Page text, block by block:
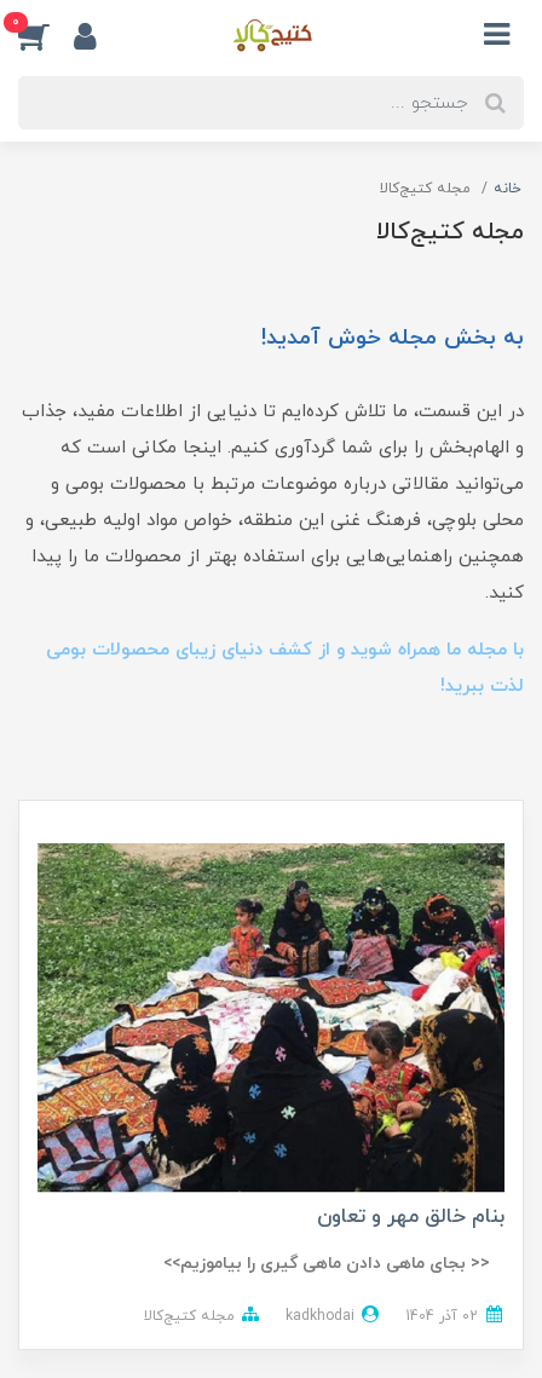
0
خانه مجله کتیج‌کالا
مجله کتیج‌کالا
به بخش مجله خوش آمدید!
در این قسمت، ما تلاش کرده‌ایم تا دنیایی از اطلاعات مفید، جذاب
و الهام‌بخش را برای شما گردآوری کنیم. اینجا مکانی است که
می‌توانید مقالاتی درباره موضوعات مرتبط با محصولات بومی و
محلی بلوچی، فرهنگ غنی این منطقه، خواص مواد اولیه طبیعی، و
همچنین راهنمایی‌هایی برای استفاده بهتر از محصولات ما را پیدا
کنید.
با مجله ما همراه شوید و از کشف دنیای زیبای محصولات بومی
لذت ببرید!
بنام خالق مهر و تعاون
<< بجای ماهی دادن ماهی گیری را بیاموزیم>>
kadkhodai مجله کتیج‌کالا